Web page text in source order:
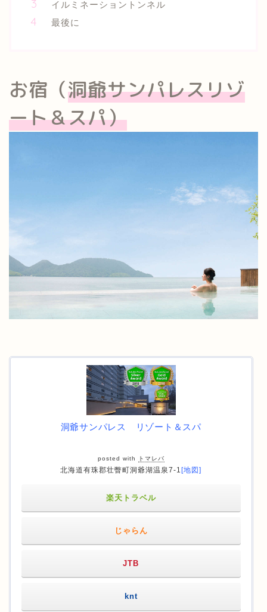
イルミネーショントンネル
最後に
お宿（洞爺サンパレスリゾ
ート＆スパ）
洞爺サンパレス リゾート＆スパ
posted with トマレバ
北海道有珠郡壮瞥町洞爺湖温泉7-1 [地図]
楽天トラベル
じゃらん
JTB
knt